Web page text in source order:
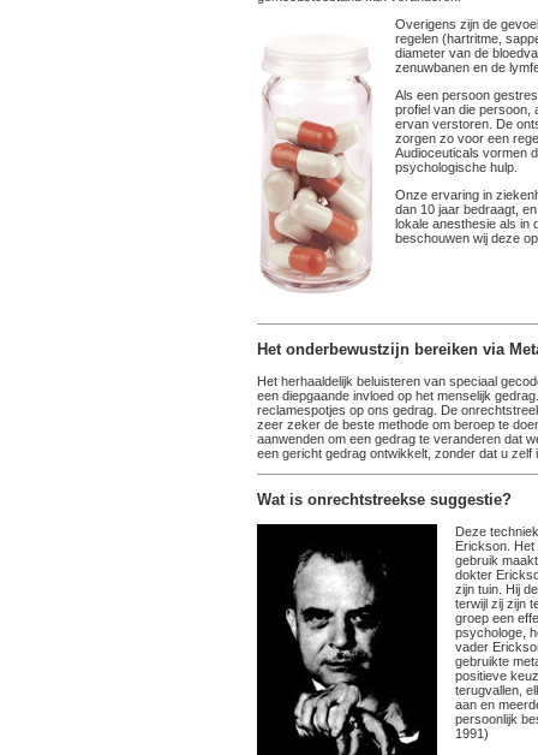
Overigens zijn de
regelen (hartritme,
diameter van de
zenuwbanen en de
Als een persoon
profiel van die persoon,
ervan verstoren. De
zorgen zo voor een
Audioceuticals vormen
psychologische hulp.
Onze ervaring in
dan 10 jaar bedraagt,
lokale anesthesie als in
beschouwen wij deze
Het onderbewustzijn bereiken via
Het herhaaldelijk beluisteren van speciaal
een diepgaande invloed op het menselijk
reclamespotjes op ons gedrag. De
zeer zeker de beste methode om beroep te
aanwenden om een gedrag te veranderen dat
een gericht gedrag ontwikkelt, zonder dat u
Wat is onrechtstreekse suggestie?
Deze
Erickson. Het
gebruik
dokter
zijn tuin. Hij
terwijl zij zijn
groep een
psychologe,
vader
gebruikte
positieve
terugvallen,
aan en
persoonlijk
1991)